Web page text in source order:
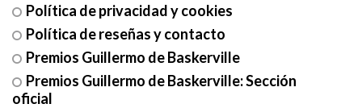
Política de privacidad y cookies
Política de reseñas y contacto
Premios Guillermo de Baskerville
Premios Guillermo de Baskerville: Sección
oficial